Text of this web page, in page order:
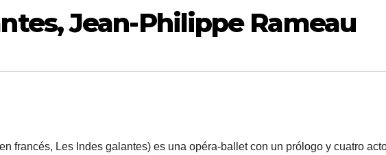
Jean-Philippe Rameau
francés, Les Indes galantes) es una opéra-ballet con un prólogo y cuatro